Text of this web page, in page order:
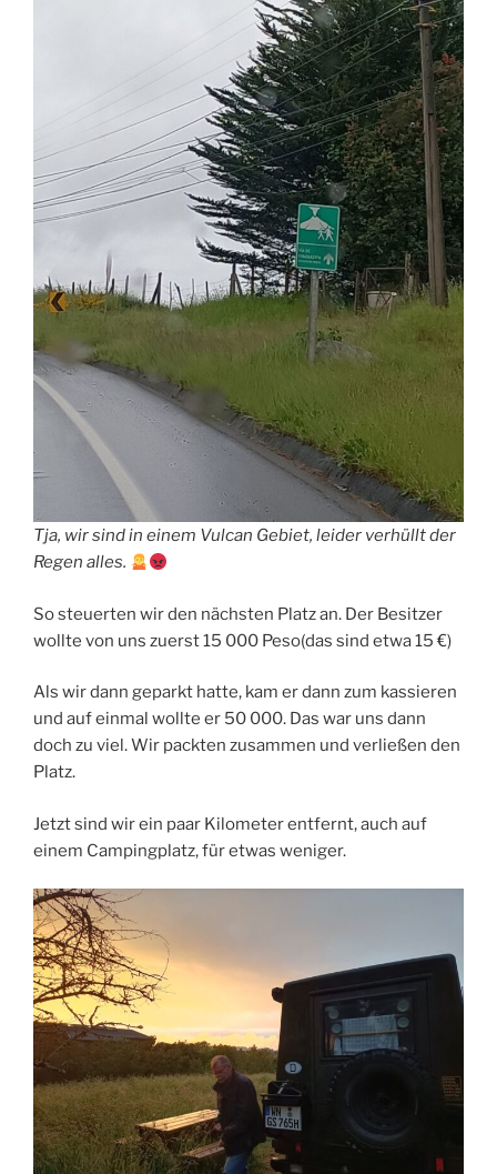
Tja, wir sind in einem Vulcan Gebiet, leider verhüllt der
Regen alles.
So steuerten wir den nächsten Platz an. Der Besitzer
wollte von uns zuerst 15 000 Peso(das sind etwa 15 €)
Als wir dann geparkt hatte, kam er dann zum kassieren
und auf einmal wollte er 50 000. Das war uns dann
doch zu viel. Wir packten zusammen und verließen den
Platz.
Jetzt sind wir ein paar Kilometer entfernt, auch auf
einem Campingplatz, für etwas weniger.